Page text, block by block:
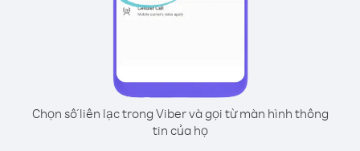
Chọn số liên lạc trong Viber và gọi từ màn hình thông
tin của họ